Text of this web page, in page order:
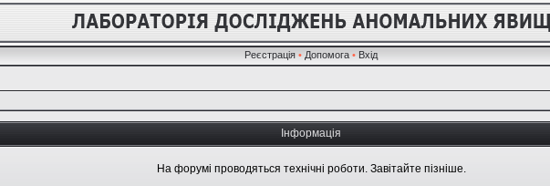
Реєстрація • Допомога • Вхід
Інформація
На форумі проводяться технічні роботи. Завітайте пізніше.